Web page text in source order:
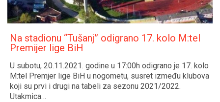
Na stadionu “Tušanj” odigrano 17. kolo M:tel
Premijer lige BiH
U subotu, 20.11.2021. godine u 17:00h odigrano je 17. kolo
M:tel Premjer lige BiH u nogometu, susret između klubova
koji su prvi i drugi na tabeli za sezonu 2021/2022.
Utakmica…